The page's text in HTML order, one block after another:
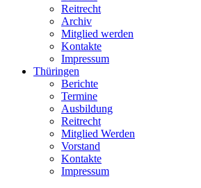
Reitrecht
Archiv
Mitglied werden
Kontakte
Impressum
Thüringen
Berichte
Termine
Ausbildung
Reitrecht
Mitglied Werden
Vorstand
Kontakte
Impressum